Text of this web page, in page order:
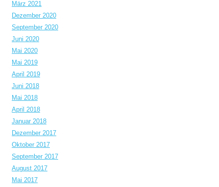
März 2021
Dezember 2020
September 2020
Juni 2020
Mai 2020
Mai 2019
April 2019
Juni 2018
Mai 2018
April 2018
Januar 2018
Dezember 2017
Oktober 2017
September 2017
August 2017
Mai 2017